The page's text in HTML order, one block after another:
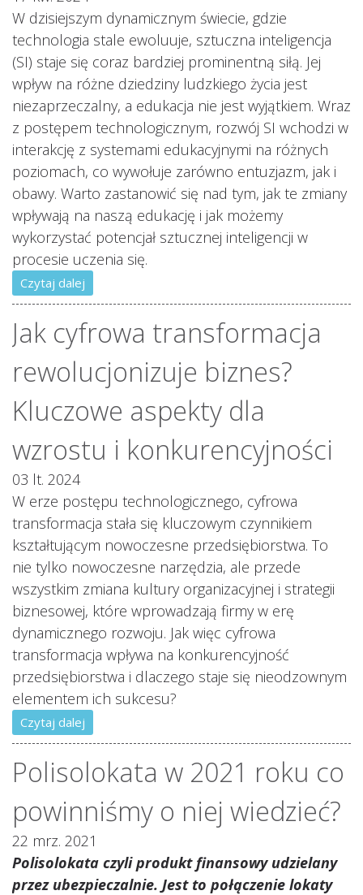
W dzisiejszym dynamicznym świecie, gdzie
technologia stale ewoluuje, sztuczna inteligencja
(SI) staje się coraz bardziej prominentną siłą. Jej
wpływ na różne dziedziny ludzkiego życia jest
niezaprzeczalny, a edukacja nie jest wyjątkiem. Wraz
z postępem technologicznym, rozwój SI wchodzi w
interakcję z systemami edukacyjnymi na różnych
poziomach, co wywołuje zarówno entuzjazm, jak i
obawy. Warto zastanowić się nad tym, jak te zmiany
wpływają na naszą edukację i jak możemy
wykorzystać potencjał sztucznej inteligencji w
procesie uczenia się.
Czytaj dalej
Jak cyfrowa transformacja
rewolucjonizuje biznes?
Kluczowe aspekty dla
wzrostu i konkurencyjności
03 lt. 2024
W erze postępu technologicznego, cyfrowa
transformacja stała się kluczowym czynnikiem
kształtującym nowoczesne przedsiębiorstwa. To
nie tylko nowoczesne narzędzia, ale przede
wszystkim zmiana kultury organizacyjnej i strategii
biznesowej, które wprowadzają firmy w erę
dynamicznego rozwoju. Jak więc cyfrowa
transformacja wpływa na konkurencyjność
przedsiębiorstwa i dlaczego staje się nieodzownym
elementem ich sukcesu?
Czytaj dalej
Polisolokata w 2021 roku co
powinniśmy o niej wiedzieć?
22 mrz. 2021
Polisolokata czyli produkt finansowy udzielany
przez ubezpieczalnie. Jest to połączenie lokaty